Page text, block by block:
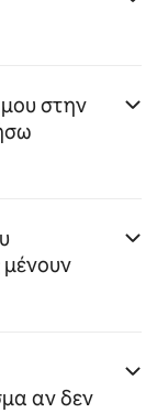
στην
μένουν
αν δεν